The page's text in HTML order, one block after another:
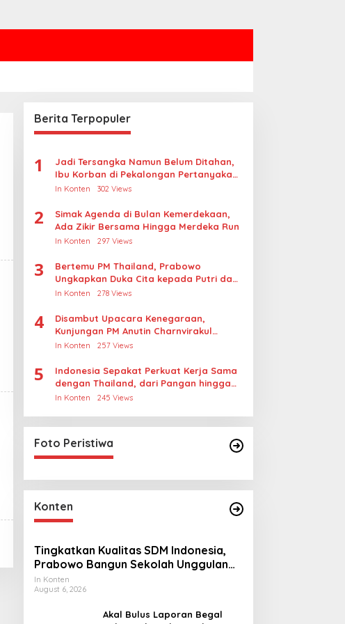
Berita Terpopuler
1
Jadi Tersangka Namun Belum Ditahan,
Ibu Korban di Pekalongan Pertanyakan
Keseriusan Polisi Tangani Kasus
In Konten 302 Views
2
Simak Agenda di Bulan Kemerdekaan,
Ada Zikir Bersama Hingga Merdeka Run
In Konten 297 Views
3
Bertemu PM Thailand, Prabowo
Ungkapkan Duka Cita kepada Putri dan
Selamat Ulang Tahun ke Raja Thailand
In Konten 278 Views
4
Disambut Upacara Kenegaraan,
Kunjungan PM Anutin Charnvirakul
Perkuat Hubungan Indonesia-Thailand
In Konten 257 Views
5
Indonesia Sepakat Perkuat Kerja Sama
dengan Thailand, dari Pangan hingga
Ekonomi Digital
In Konten 245 Views
Foto Peristiwa
Konten
Tingkatkan Kualitas SDM Indonesia,
Prabowo Bangun Sekolah Unggulan
hingga Undang Universitas Terbaik
Dunia
In Konten
August 6, 2026
Akal Bulus Laporan Begal